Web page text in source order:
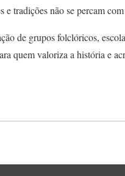
tradições não se percam
de grupos folclóricos,
quem valoriza a história e